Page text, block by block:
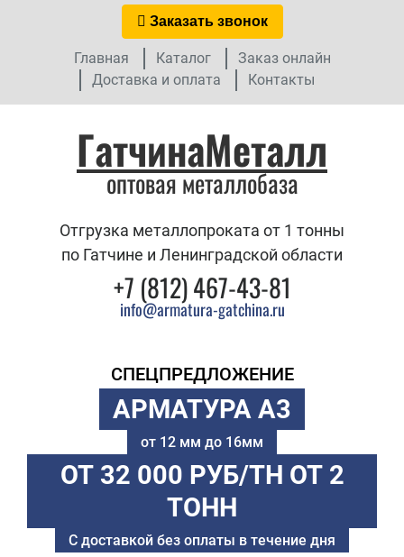
Заказать звонок
Главная Каталог
Заказ онлайн
Доставка и оплата
Контакты
ГатчинаМеталл
оптовая металлобаза
Отгрузка металлопроката от 1 тонны
по Гатчине и Ленинградской области
+7 (812) 467-43-81
info@armatura-gatchina.ru
СПЕЦПРЕДЛОЖЕНИЕ
АРМАТУРА А3
от 12 мм до 16мм
ОТ 32 000 РУБ/ТН ОТ 2
ТОНН
С доставкой без оплаты в течение дня